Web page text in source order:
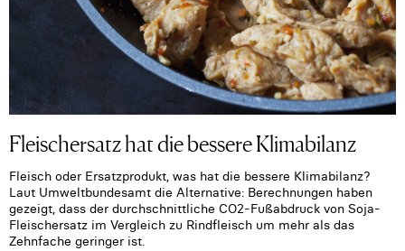
Fleischersatz hat die bessere Klimabilanz
Fleisch oder Ersatzprodukt, was hat die bessere Klimabilanz?
Laut Umweltbundesamt die Alternative: Berechnungen haben
gezeigt, dass der durchschnittliche CO2-Fußabdruck von Soja-
Fleischersatz im Vergleich zu Rindfleisch um mehr als das
Zehnfache geringer ist.